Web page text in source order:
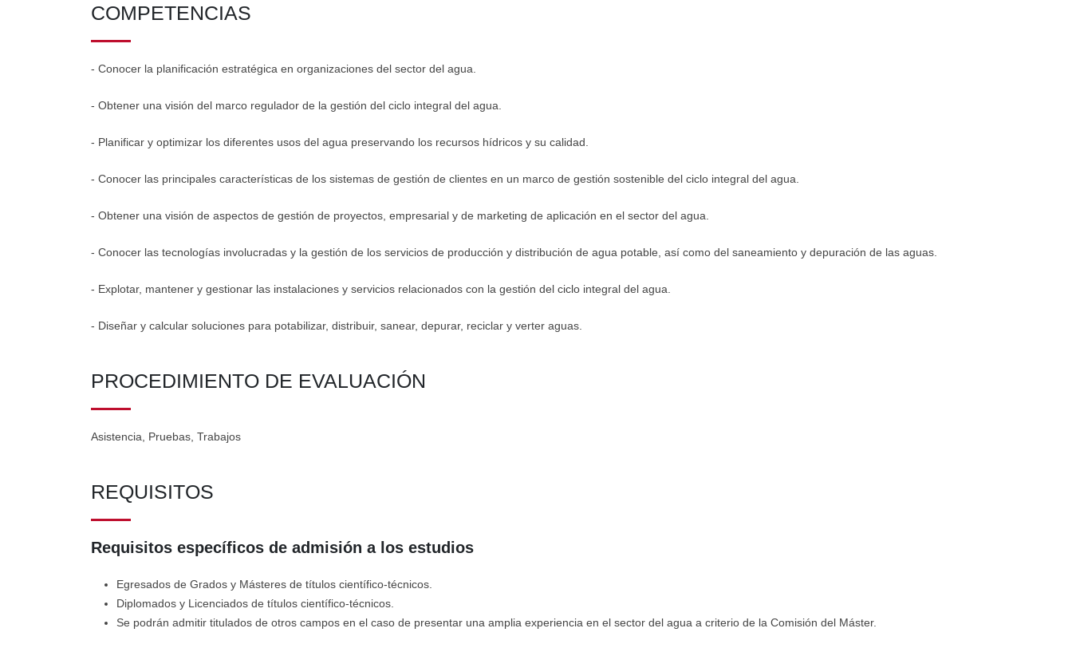
COMPETENCIAS
- Conocer la planificación estratégica en organizaciones del sector del agua.
- Obtener una visión del marco regulador de la gestión del ciclo integral del agua.
- Planificar y optimizar los diferentes usos del agua preservando los recursos hídricos y su calidad.
- Conocer las principales características de los sistemas de gestión de clientes en un marco de gestión sostenible del ciclo integral del agua.
- Obtener una visión de aspectos de gestión de proyectos, empresarial y de marketing de aplicación en el sector del agua.
- Conocer las tecnologías involucradas y la gestión de los servicios de producción y distribución de agua potable, así como del saneamiento y depuración de las aguas.
- Explotar, mantener y gestionar las instalaciones y servicios relacionados con la gestión del ciclo integral del agua.
- Diseñar y calcular soluciones para potabilizar, distribuir, sanear, depurar, reciclar y verter aguas.
PROCEDIMIENTO DE EVALUACIÓN
Asistencia, Pruebas, Trabajos
REQUISITOS
Requisitos específicos de admisión a los estudios
Egresados de Grados y Másteres de títulos científico-técnicos.
Diplomados y Licenciados de títulos científico-técnicos.
Se podrán admitir titulados de otros campos en el caso de presentar una amplia experiencia en el sector del agua a criterio de la Comisión del Máster.